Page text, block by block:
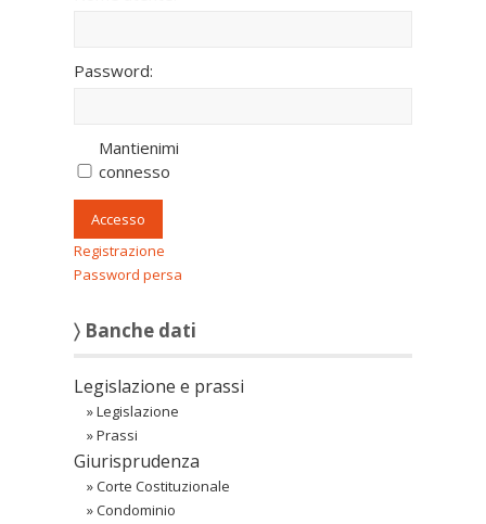
Password:
Mantienimi
connesso
Accesso
Registrazione
Password persa
〉 Banche dati
Legislazione e prassi
»Legislazione
»Prassi
Giurisprudenza
»Corte Costituzionale
»Condominio